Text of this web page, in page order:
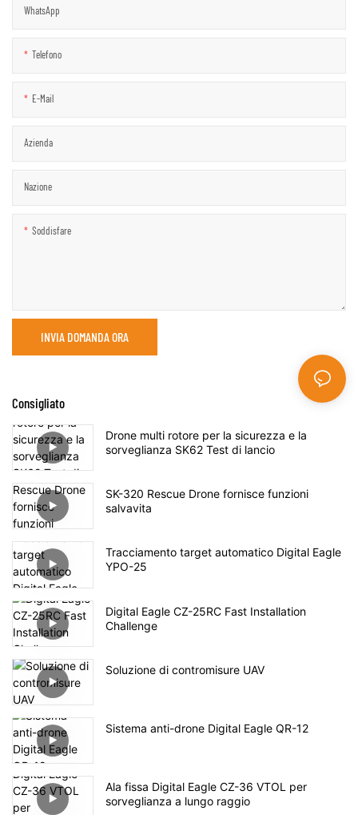
WhatsApp
Telefono
E-Mail
Azienda
Nazione
Soddisfare
INVIA DOMANDA ORA
Consigliato
Drone multi rotore per la sicurezza e la
sorveglianza SK62 Test di lancio
SK-320 Rescue Drone fornisce funzioni
salvavita
Tracciamento target automatico Digital Eagle
YPO-25
Digital Eagle CZ-25RC Fast Installation
Challenge
Soluzione di contromisure UAV
Sistema anti-drone Digital Eagle QR-12
Ala fissa Digital Eagle CZ-36 VTOL per
sorveglianza a lungo raggio